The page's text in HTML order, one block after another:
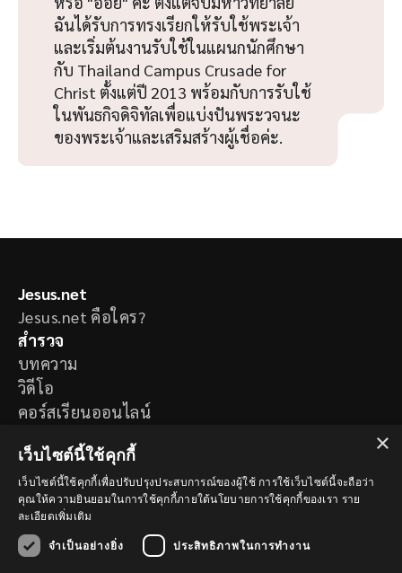
ฉันได้รับการทรงเรียกให้รับใช้พระเจ้า
และเริ่มต้นงานรับใช้ในแผนกนักศึกษา
กับ Thailand Campus Crusade for
Christ ตั้งแต่ปี 2013 พร้อมกับการรับใช้
ในพันธกิจดิจิทัลเพื่อแบ่งปันพระวจนะ
ของพระเจ้าและเสริมสร้างผู้เชื่อค่ะ.
Jesus.net
Jesus.net คือใคร?
สำรวจ
บทความ
วิดีโอ
คอร์สเรียนออนไลน์
ต้องการคำอธิษฐาน
มีคำถาม
ติดตามเรา
×
เว็บไซต์นี้ใช้คุกกี้
เว็บไซต์นี้ใช้คุกกี้เพื่อปรับปรุงประสบการณ์ของผู้ใช้ การใช้เว็บไซต์นี้จะถือว่า
คุณให้ความยินยอมในการใช้คุกกี้ภายใต้นโยบายการใช้คุกกี้ของเรา ราย
ละเอียดเพิ่มเติม
จำเป็นอย่างยิ่ง
ประสิทธิภาพในการทำงาน